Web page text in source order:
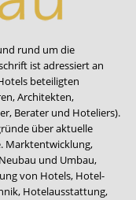
rund um die
ist adressiert an
beteiligten
Architekten,
Berater und Hoteliers).
über aktuelle
Marktentwicklung,
und Umbau,
von Hotels, Hotel-
Hotelausstattung,